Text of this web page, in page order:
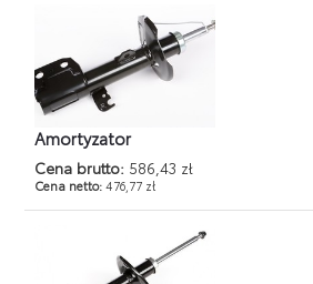
Amortyzator
Cena brutto: 586,43 zł
Cena netto:476,77 zł